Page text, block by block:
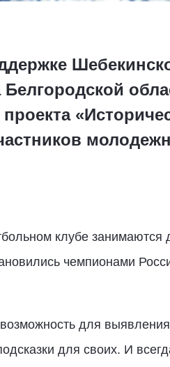
Белгородской
клубе занимаются
чемпионами
для
для своих. И